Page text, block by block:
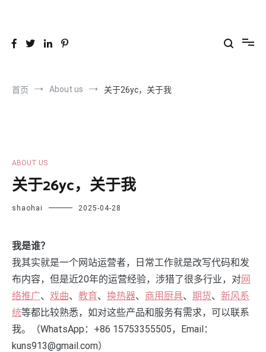
首页 About us 关于26yc，关于我
ABOUT US
关于26yc，关于我
shaohai 2025-04-28
我是谁？
我其实就是一个网站运营者，日常工作就是改写代码和发
布内容，但是近20年的运营经验，涉猎了很多行业，对网
络推广、 戏曲、 教育、 换热器、 商用厨具、 期货、 新风系
统等都比较熟悉，如对这些产品和服务有需求，可以联系
我。（WhatsApp：+86 15753355505，Email：
kuns913@gmail.com）